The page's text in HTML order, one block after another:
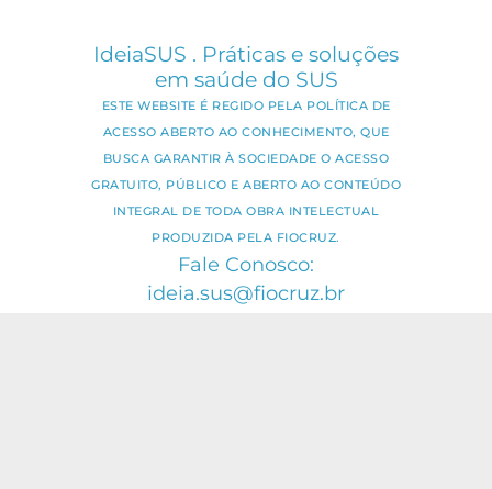
IdeiaSUS . Práticas e soluções
em saúde do SUS
ESTE WEBSITE É REGIDO PELA POLÍTICA DE
ACESSO ABERTO AO CONHECIMENTO, QUE
BUSCA GARANTIR À SOCIEDADE O ACESSO
GRATUITO, PÚBLICO E ABERTO AO CONTEÚDO
INTEGRAL DE TODA OBRA INTELECTUAL
PRODUZIDA PELA FIOCRUZ.
Fale Conosco:
ideia.sus@fiocruz.br